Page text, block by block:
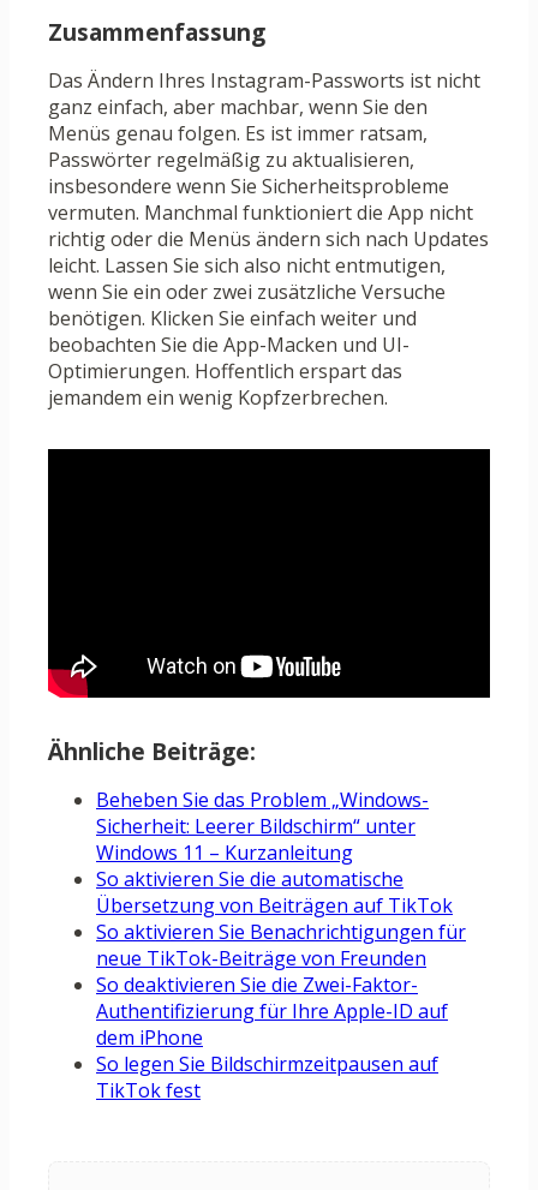
Zusammenfassung
Das Ändern Ihres Instagram-Passworts ist nicht
ganz einfach, aber machbar, wenn Sie den
Menüs genau folgen. Es ist immer ratsam,
Passwörter regelmäßig zu aktualisieren,
insbesondere wenn Sie Sicherheitsprobleme
vermuten. Manchmal funktioniert die App nicht
richtig oder die Menüs ändern sich nach Updates
leicht. Lassen Sie sich also nicht entmutigen,
wenn Sie ein oder zwei zusätzliche Versuche
benötigen. Klicken Sie einfach weiter und
beobachten Sie die App-Macken und UI-
Optimierungen. Hoffentlich erspart das
jemandem ein wenig Kopfzerbrechen.
Ähnliche Beiträge:
Beheben Sie das Problem „Windows-
Sicherheit: Leerer Bildschirm“ unter
Windows 11 – Kurzanleitung
So aktivieren Sie die automatische
Übersetzung von Beiträgen auf TikTok
So aktivieren Sie Benachrichtigungen für
neue TikTok-Beiträge von Freunden
So deaktivieren Sie die Zwei-Faktor-
Authentifizierung für Ihre Apple-ID auf
dem iPhone
So legen Sie Bildschirmzeitpausen auf
TikTok fest